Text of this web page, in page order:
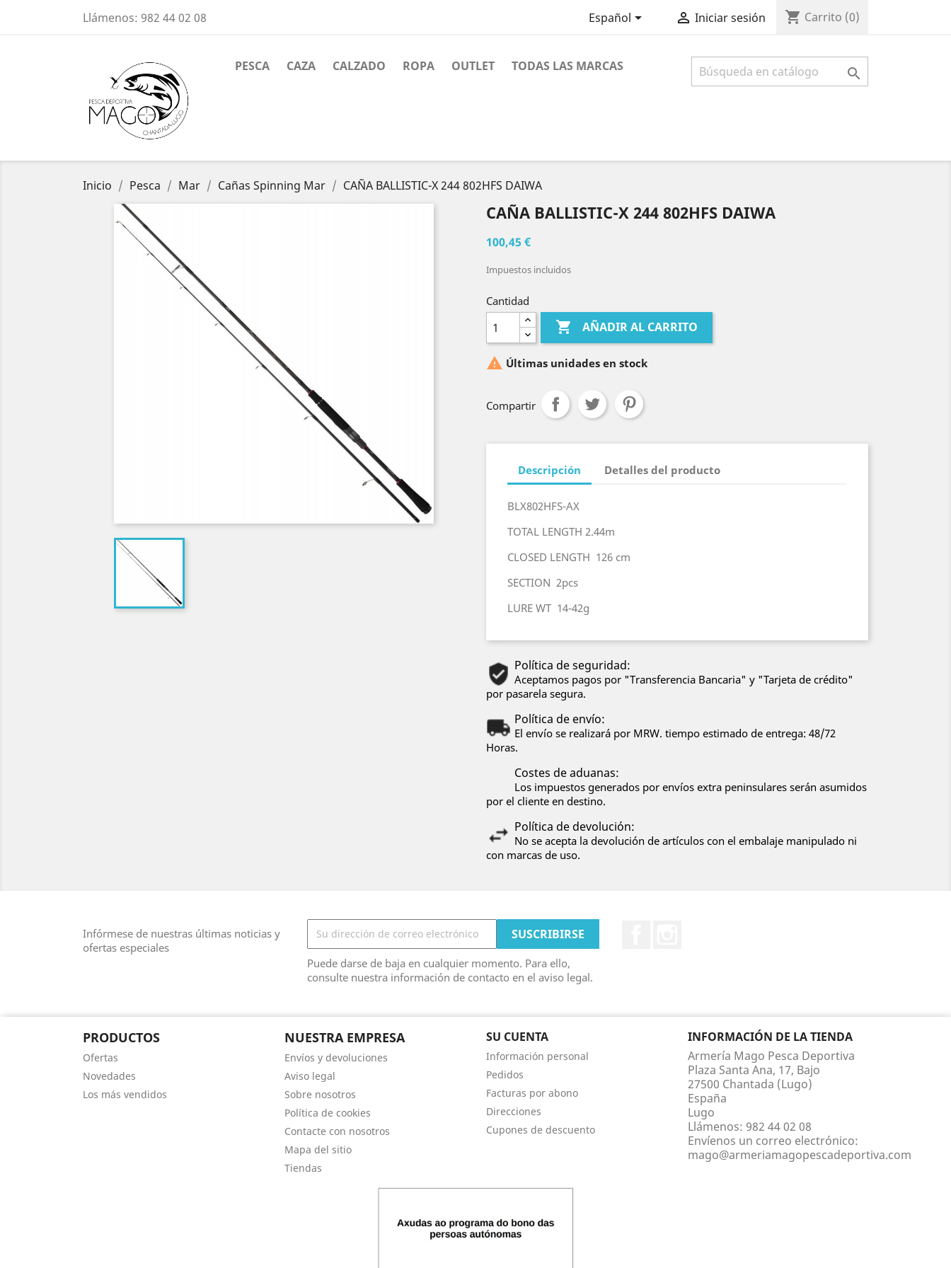
Llámenos: 982 44 02 08 Español  Iniciar sesión shopping_cart Carrito (0)

PESCA CAZA CALZADO ROPA OUTLET TODAS LAS MARCAS
Inicio Pesca Mar Cañas Spinning Mar CAÑA BALLISTIC-X 244 802HFS DAIWA
CAÑA BALLISTIC-X 244 802HFS DAIWA
100,45 €
Impuestos incluidos
Cantidad
 AÑADIR AL CARRITO
 Últimas unidades en stock
Compartir
Descripción Detalles del producto
BLX802HFS-AX
TOTAL LENGTH 2.44m
CLOSED LENGTH 126 cm
SECTION 2pcs
LURE WT 14-42g
Política de seguridad:
Aceptamos pagos por "Transferencia Bancaria" y "Tarjeta de crédito"
por pasarela segura.
Política de envío:
El envío se realizará por MRW. tiempo estimado de entrega: 48/72
Horas.
Costes de aduanas:
Los impuestos generados por envíos extra peninsulares serán asumidos
por el cliente en destino.
Política de devolución:
No se acepta la devolución de artículos con el embalaje manipulado ni
con marcas de uso.
Infórmese de nuestras últimas noticias y
ofertas especiales
Puede darse de baja en cualquier momento. Para ello,
consulte nuestra información de contacto en el aviso legal.
PRODUCTOS
Ofertas
Novedades
Los más vendidos
NUESTRA EMPRESA
Envíos y devoluciones
Aviso legal
Sobre nosotros
Política de cookies
Contacte con nosotros
Mapa del sitio
Tiendas
SU CUENTA
Información personal
Pedidos
Facturas por abono
Direcciones
Cupones de descuento
INFORMACIÓN DE LA TIENDA
Armería Mago Pesca Deportiva
Plaza Santa Ana, 17, Bajo
27500 Chantada (Lugo)
España
Lugo
Llámenos: 982 44 02 08
Envíenos un correo electrónico:
mago@armeriamagopescadeportiva.com